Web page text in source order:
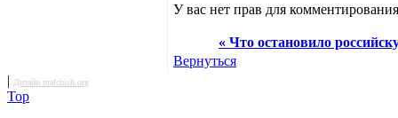
У вас нет прав для
« Что остановило
Вернуться
| Дизайн malchish.org
Top